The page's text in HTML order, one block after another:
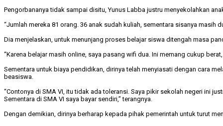
Pengorbananya tidak sampai disitu, Yunus Labba justru menyekolahkan
“Jumlah mereka 81 orang. 36 anak sudah kuliah, sementara sisanya masih
Dia menjelaskan, untuk menunjang proses belajar siswa ditengah masa
“Karena belajar masih online, saya pasang wifi dua. Ini memang cukup
Sementara untuk biaya pendidikan, dirinya telah menyiasati dengan cara
beasiswa.
“Contonya di SMA VI, itu tidak ada toleransi. Saya pikir sekolah negeri ini
Sementara di SMA VI saya bayar sendiri,” terangnya.
Dengan demikian, dirinya berharap kepada pihak pemerintah untuk turut